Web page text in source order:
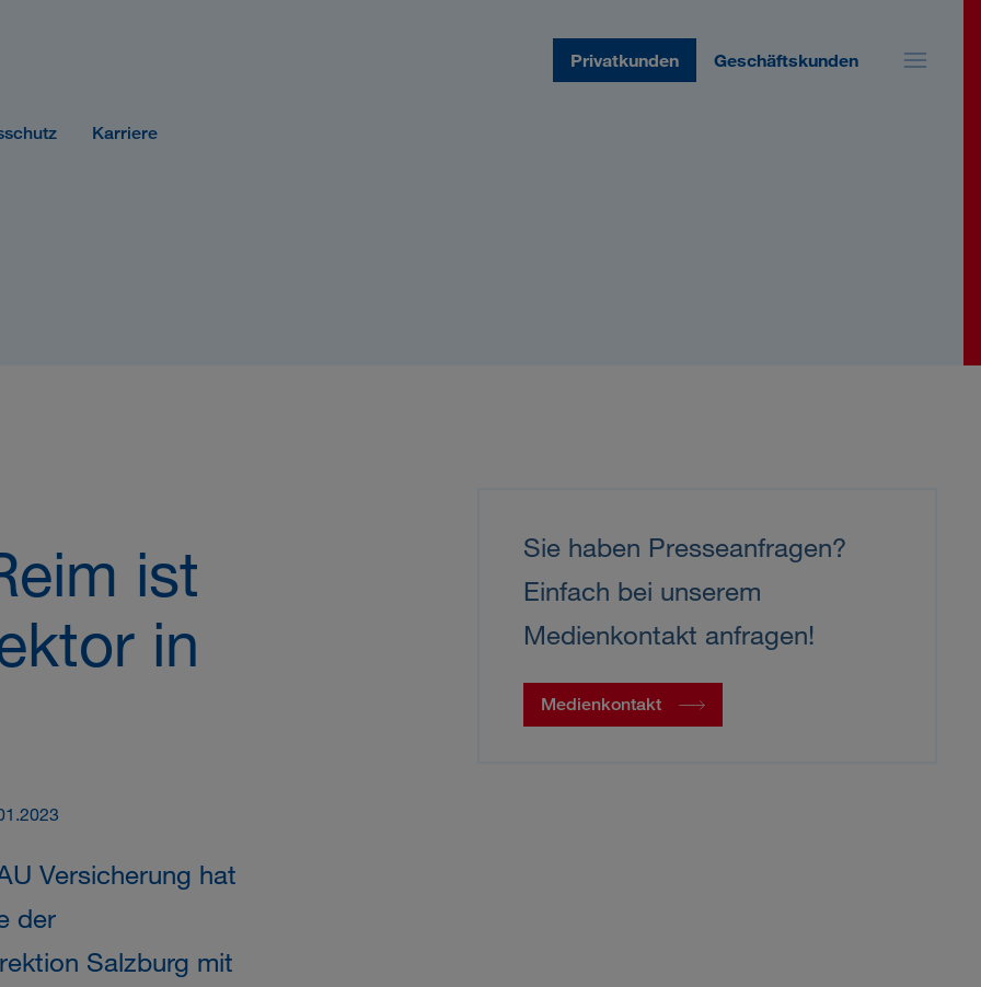
Privatkunden Geschäftskunden
Karriere
ist
in
Versicherung hat
der
Salzburg mit
Sie haben Presseanfragen?
Einfach bei unserem
Medienkontakt anfragen!
Medienkontakt